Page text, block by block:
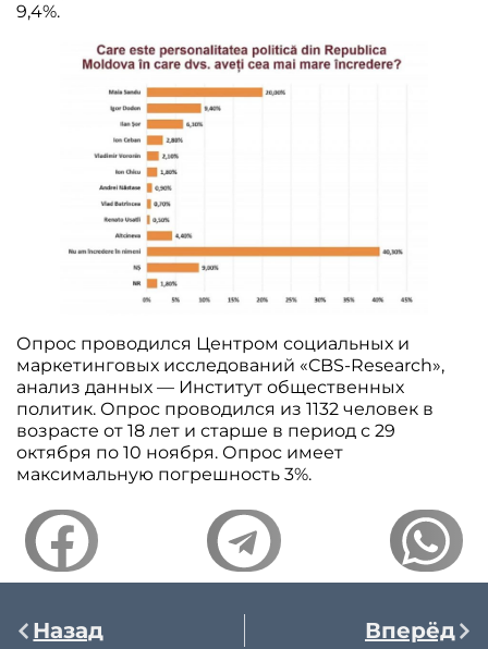
9,4%.
Опрос проводился Центром социальных и
маркетинговых исследований «CBS-Research»,
анализ данных — Институт общественных
политик. Опрос проводился из 1132 человек в
возрасте от 18 лет и старше в период с 29
октября по 10 ноября. Опрос имеет
максимальную погрешность 3%.
Назад Вперёд